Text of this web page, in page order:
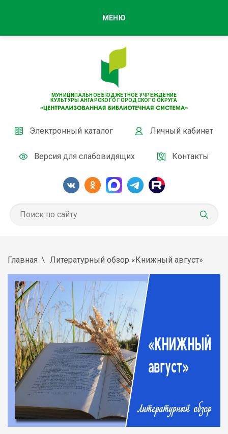
МУНИЦИПАЛЬНОЕ БЮДЖЕТНОЕ УЧРЕЖДЕНИЕ
КУЛЬТУРЫ АНГАРСКОГО ГОРОДСКОГО ОКРУГА
Электронный каталог Личный кабинет
Версия для слабовидящих Контакты
МЕНЮ
Главная Литературный обзор «Книжный август»